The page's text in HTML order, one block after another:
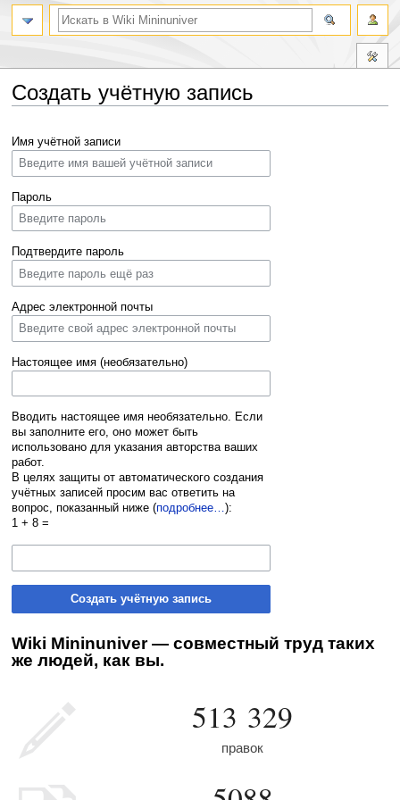
Создать учётную запись
к
навигации
к
поиску
Имя учётной записи
Пароль
Подтвердите пароль
Адрес электронной почты
Настоящее имя (необязательно)
Вводить настоящее имя необязательно. Если
вы заполните его, оно может быть
использовано для указания авторства ваших
работ.
В целях защиты от автоматического создания
учётных записей просим вас ответить на
вопрос, показанный ниже (подробнее…):
1 + 8 =
Создать учётную запись
Wiki Mininuniver — совместный труд таких
же людей, как вы.
513 329
правок